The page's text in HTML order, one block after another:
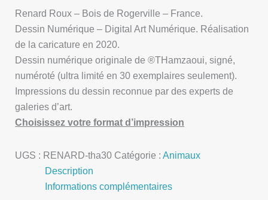
Renard Roux – Bois de Rogerville – France.
Dessin Numérique – Digital Art Numérique. Réalisation
de la caricature en 2020.
Dessin numérique originale de ®THamzaoui, signé,
numéroté (ultra limité en 30 exemplaires seulement).
Impressions du dessin reconnue par des experts de
galeries d’art.
Choisissez votre format d’impression
UGS : RENARD-tha30 Catégorie :Animaux
Description
Informations complémentaires